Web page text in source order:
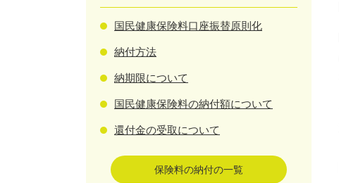
国民健康保険料口座振替原則化
納付方法
納期限について
国民健康保険料の納付額について
還付金の受取について
保険料の納付の一覧